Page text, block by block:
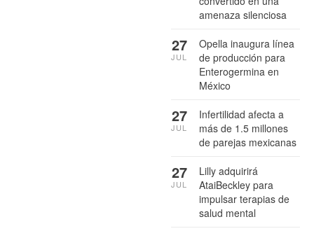
amenaza silenciosa
Opella inaugura línea
de producción para
Enterogermina en
México
27
JUL
Infertilidad afecta a
más de 1.5 millones
de parejas mexicanas
27
JUL
Lilly adquirirá
AtaiBeckley para
impulsar terapias de
salud mental
27
JUL